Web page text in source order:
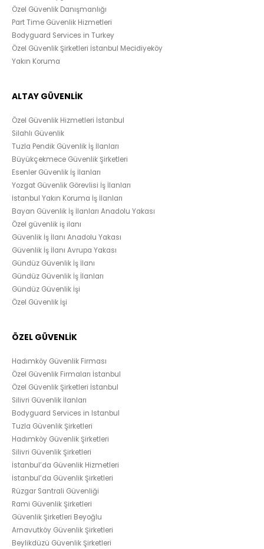
Özel Güvenlik Danışmanlığı
Part Time Güvenlik Hizmetleri
Bodyguard Services in Turkey
Özel Güvenlik Şirketleri İstanbul Mecidiyeköy
Yakın Koruma
ALTAY GÜVENLİK
Özel Güvenlik Hizmetleri İstanbul
Silahlı Güvenlik
Tuzla Pendik Güvenlik İş İlanları
Büyükçekmece Güvenlik Şirketleri
Esenler Güvenlik İş İlanları
Yozgat Güvenlik Görevlisi İş İlanları
İstanbul Yakın Koruma İş İlanları
Bayan Güvenlik İş İlanları Anadolu Yakası
Özel güvenlik iş ilanı
Güvenlik İş İlanı Anadolu Yakası
Güvenlik İş İlanı Avrupa Yakası
Gündüz Güvenlik İş İlanı
Gündüz Güvenlik İş İlanları
Gündüz Güvenlik İşi
Özel Güvenlik İşi
ÖZEL GÜVENLİK
Hadımköy Güvenlik Firması
Özel Güvenlik Firmaları İstanbul
Özel Güvenlik Şirketleri İstanbul
Silivri Güvenlik İlanları
Bodyguard Services in Istanbul
Tuzla Güvenlik Şirketleri
Hadımköy Güvenlik Şirketleri
Silivri Güvenlik Şirketleri
İstanbul’da Güvenlik Hizmetleri
İstanbul’da Güvenlik Şirketleri
Rüzgar Santrali Güvenliği
Rami Güvenlik Şirketleri
Güvenlik Şirketleri Beyoğlu
Arnavutköy Güvenlik Şirketleri
Beylikdüzü Güvenlik Şirketleri